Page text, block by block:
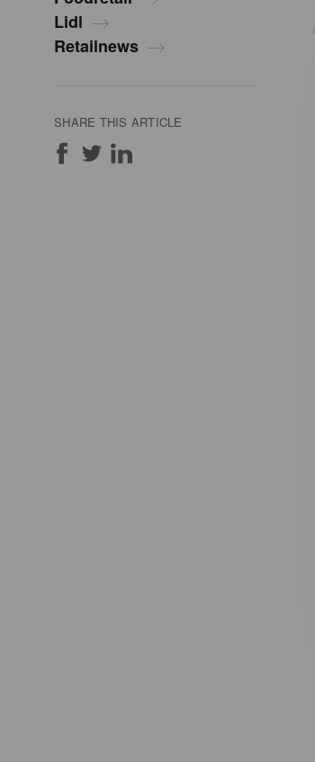
Lidl
Retailnews
SHARE THIS ARTICLE